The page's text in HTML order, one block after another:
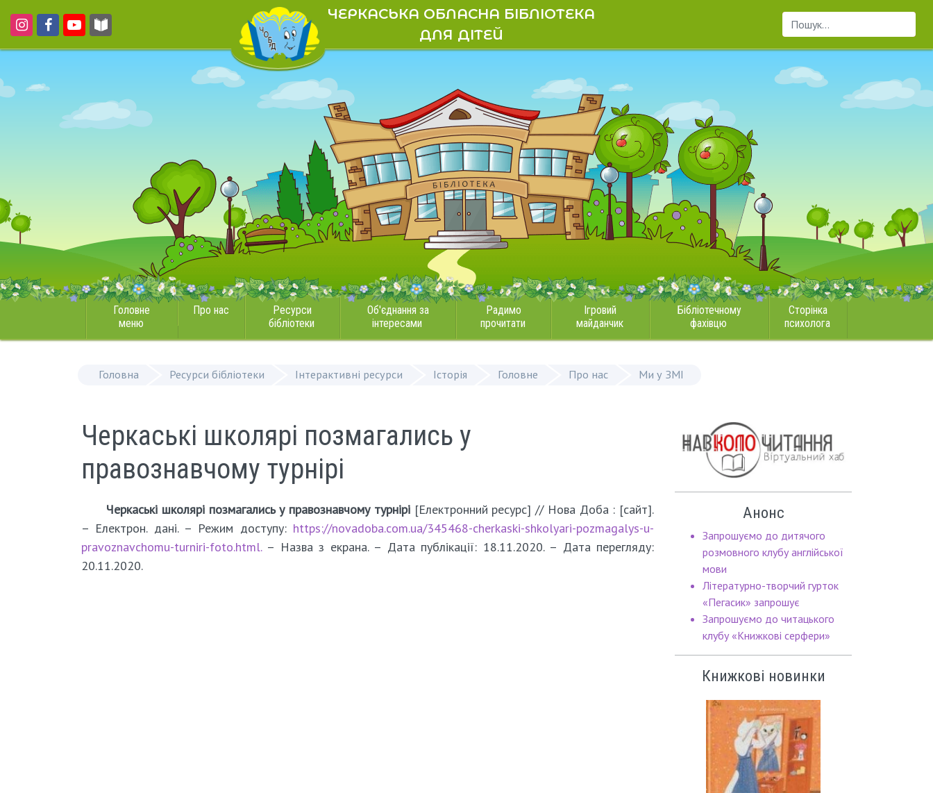
ЧЕРКАСЬКА ОБЛАСНА БІБЛІОТЕКА
ДЛЯ ДІТЕЙ
Пошук...
Головне
меню
Про нас
Ресурси
бібліотеки
Об'єднання за
інтересами
Радимо
прочитати
Ігровий
майданчик
Бібліотечному
фахівцю
Сторінка
психолога
Головна Ресурси бібліотеки Інтерактивні ресурси Історія Головне Про нас Ми у ЗМІ
Черкаські школярі позмагались у
правознавчому турнірі
Черкаські школярі позмагались у правознавчому турнірі[Електронний ресурс] // Нова Доба : [сайт].
– Електрон. дані. – Режим доступу: https://novadoba.com.ua/345468-cherkaski-shkolyari-pozmagalys-u-
pravoznavchomu-turniri-foto.html.– Назва з екрана. – Дата публікації: 18.11.2020. – Дата перегляду:
20.11.2020.
Анонс
Запрошуємо до дитячого
розмовного клубу англійської
мови
Літературно-творчий гурток
«Пегасик» запрошує
Запрошуємо до читацького
клубу «Книжкові серфери»
Книжкові новинки